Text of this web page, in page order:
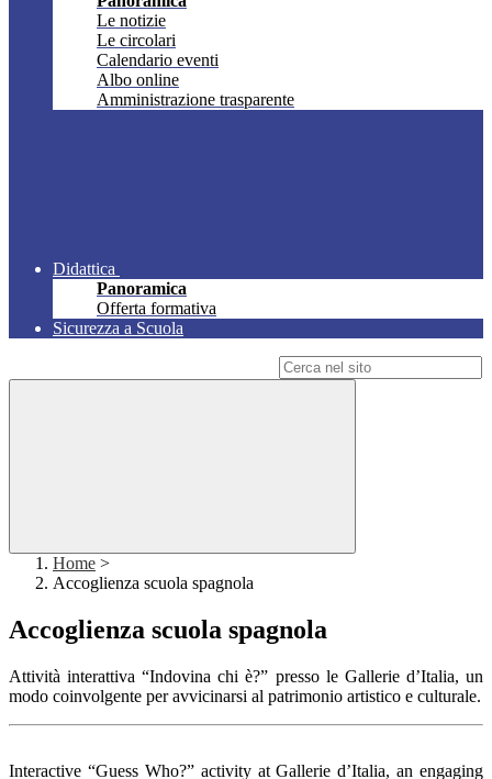
Le notizie
Le circolari
Calendario eventi
Albo online
Amministrazione trasparente
Didattica
Panoramica
Offerta formativa
Sicurezza a Scuola
Home >
Accoglienza scuola spagnola
Accoglienza scuola spagnola
Attività interattiva “Indovina chi è?” presso le Gallerie d’Italia, un
modo coinvolgente per avvicinarsi al patrimonio artistico e culturale.
Interactive “Guess Who?” activity at Gallerie d’Italia, an engaging